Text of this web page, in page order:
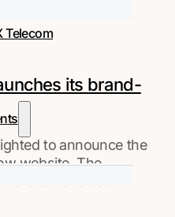
Telecom
its brand-
to announce the
website. The
to have its…